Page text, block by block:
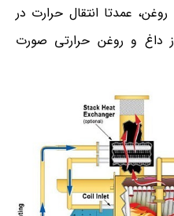
عمدتا انتقال حرارت در
داغ و روغن حرارتی صورت